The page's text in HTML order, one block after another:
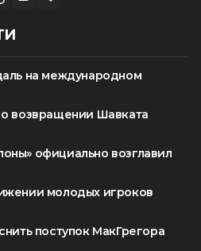
на международном
возвращении Шавката
официально возглавил
молодых игроков
поступок МакГрегора